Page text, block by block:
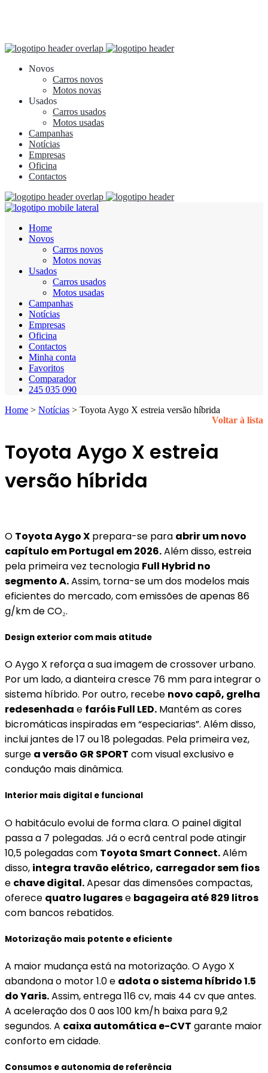
Novos
Carros novos
Motos novas
Usados
Carros usados
Motos usadas
Campanhas
Notícias
Empresas
Oficina
Contactos
Home
Novos
Carros novos
Motos novas
Usados
Carros usados
Motos usadas
Campanhas
Notícias
Empresas
Oficina
Contactos
Minha conta
Favoritos
Comparador
245 035 090
Home > Notícias > Toyota Aygo X estreia versão híbrida
Voltar à lista
Toyota Aygo X estreia
versão híbrida
O Toyota Aygo X prepara-se para abrir um novo
capítulo em Portugal em 2026.Além disso, estreia
pela primeira vez tecnologia Full Hybrid no
segmento A.Assim, torna-se um dos modelos mais
eficientes do mercado, com emissões de apenas 86
g/km de CO₂.
Design exterior com mais atitude
O Aygo X reforça a sua imagem de crossover urbano.
Por um lado, a dianteira cresce 76 mm para integrar o
sistema híbrido. Por outro, recebe novo capô, grelha
redesenhada e faróis Full LED. Mantém as cores
bicromáticas inspiradas em “especiarias”. Além disso,
inclui jantes de 17 ou 18 polegadas. Pela primeira vez,
surge a versão GR SPORT com visual exclusivo e
condução mais dinâmica.
Interior mais digital e funcional
O habitáculo evolui de forma clara. O painel digital
passa a 7 polegadas. Já o ecrã central pode atingir
10,5 polegadas com Toyota Smart Connect.Além
disso, integra travão elétrico, carregador sem fios
e chave digital.Apesar das dimensões compactas,
oferece quatro lugarese bagageira até 829 litros
com bancos rebatidos.
Motorização mais potente e eficiente
A maior mudança está na motorização. O Aygo X
abandona o motor 1.0 e adota o sistema híbrido 1.5
do Yaris.Assim, entrega 116 cv, mais 44 cv que antes.
A aceleração dos 0 aos 100 km/h baixa para 9,2
segundos. A caixa automática e-CVT garante maior
conforto em cidade.
Consumos e autonomia de referência